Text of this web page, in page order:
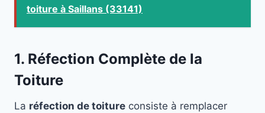
toiture à Saillans (33141)
1. Réfection Complète de la
Toiture
La réfection de toiture consiste à remplacer